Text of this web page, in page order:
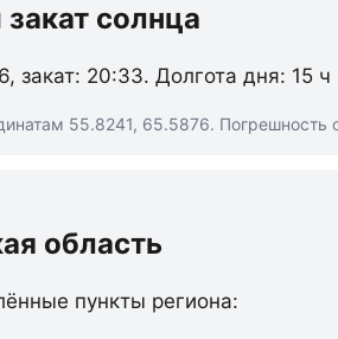
солнца
закат: 20:33. Долгота дня: 15
55.8241, 65.5876. Погрешность
область
пункты региона: